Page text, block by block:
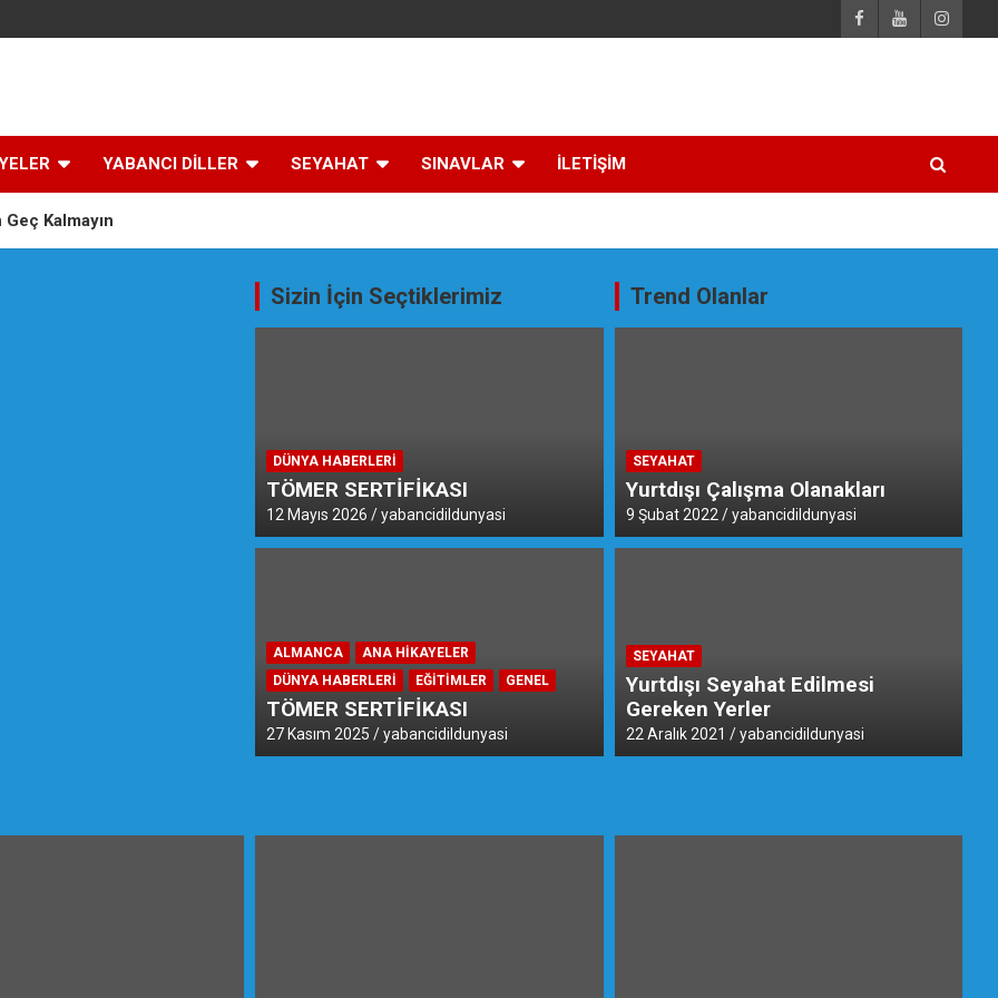
YABANCI DİLLER SEYAHAT SINAVLAR İLETİŞİM
Kalmayın
Sizin İçin Seçtiklerimiz
DÜNYA HABERLERI
TÖMER SERTİFİKASI
12 Mayıs 2026 yabancidildunyasi
ALMANCA
ANA HIKAYELER
DÜNYA HABERLERI
EĞİTİMLER GENEL
TÖMER SERTİFİKASI
27 Kasım 2025 yabancidildunyasi
Trend Olanlar
SEYAHAT
Yurtdışı Çalışma Olanakları
9 Şubat 2022 yabancidildunyasi
SEYAHAT
Yurtdışı Seyahat Edilmesi
Gereken Yerler
22 Aralık 2021 yabancidildunyasi